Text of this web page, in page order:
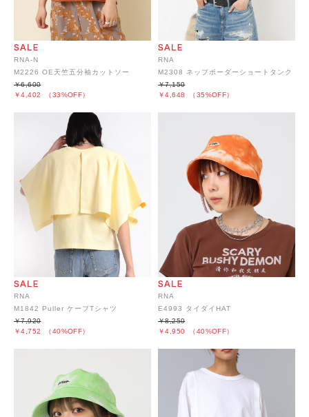
RNA-N
M2226 OE天竺五分袖カットソー
￥4,402 （33%OFF）
￥6,600
RNA
M2308 ネップボーダーショートタンク
￥4,648 （35%OFF）
￥7,150
RNA
M1842 Puller ケープTシャツ
￥4,752 （40%OFF）
￥7,920
RNA
E4993 タイダイHAT
￥4,950 （40%OFF）
￥8,250